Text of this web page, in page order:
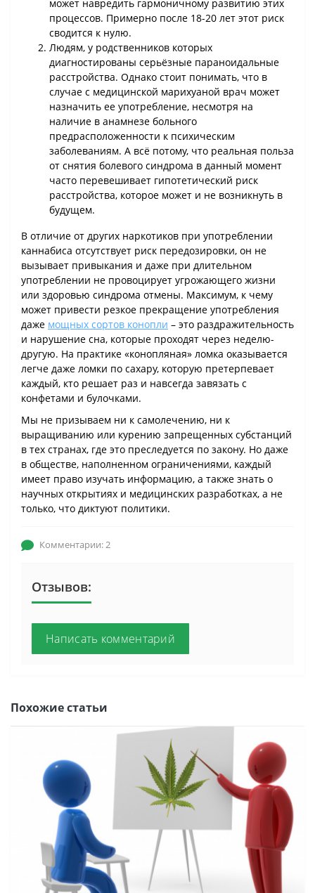
может навредить гармоничному развитию этих
процессов. Примерно после 18-20 лет этот риск
сводится к нулю.
Людям, у родственников которых
диагностированы серьёзные параноидальные
расстройства. Однако стоит понимать, что в
случае с медицинской марихуаной врач может
назначить ее употребление, несмотря на
наличие в анамнезе больного
предрасположенности к психическим
заболеваниям. А всё потому, что реальная польза
от снятия болевого синдрома в данный момент
часто перевешивает гипотетический риск
расстройства, которое может и не возникнуть в
будущем.
В отличие от других наркотиков при употреблении
каннабиса отсутствует риск передозировки, он не
вызывает привыкания и даже при длительном
употреблении не провоцирует угрожающего жизни
или здоровью синдрома отмены. Максимум, к чему
может привести резкое прекращение употребления
даже мощных сортов конопли – это раздражительность
и нарушение сна, которые проходят через неделю-
другую. На практике «конопляная» ломка оказывается
легче даже ломки по сахару, которую претерпевает
каждый, кто решает раз и навсегда завязать с
конфетами и булочками.
Мы не призываем ни к самолечению, ни к
выращиванию или курению запрещенных субстанций
в тех странах, где это преследуется по закону. Но даже
в обществе, наполненном ограничениями, каждый
имеет право изучать информацию, а также знать о
научных открытиях и медицинских разработках, а не
только, что диктуют политики.
Комментарии: 2
Отзывов:
Написать комментарий
Похожие статьи